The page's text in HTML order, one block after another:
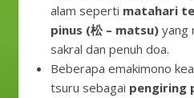
alam seperti matahari
pinus (松 – matsu) yang
sakral dan penuh doa.
Beberapa emakimono
tsuru sebagai pengiring